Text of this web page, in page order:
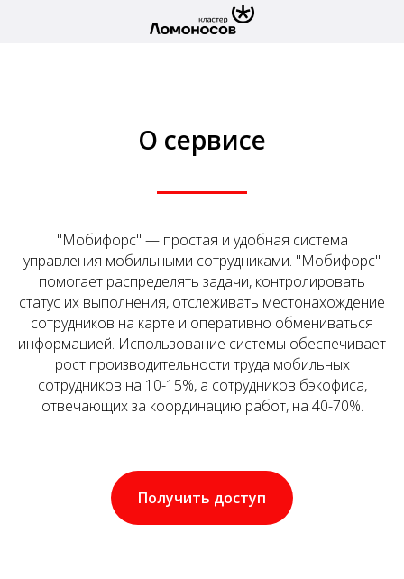
О сервисе
"Мобифорс" — простая и удобная система
управления мобильными сотрудниками. "Мобифорс"
помогает распределять задачи, контролировать
статус их выполнения, отслеживать местонахождение
сотрудников на карте и оперативно обмениваться
информацией. Использование системы обеспечивает
рост производительности труда мобильных
сотрудников на 10-15%, а сотрудников бэкофиса,
отвечающих за координацию работ, на 40-70%.
Получить доступ